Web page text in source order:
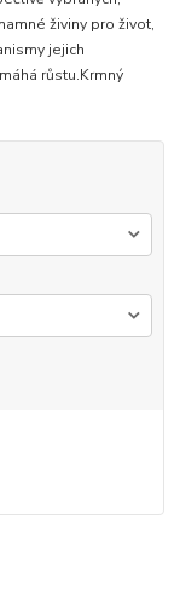
živiny pro život,
jejich
růstu.Krmný